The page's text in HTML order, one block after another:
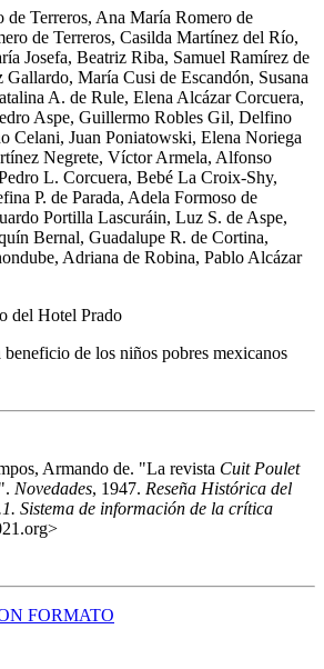
de Terreros, Ana María Romero de
de Terreros, Casilda Martínez del Río,
Josefa, Beatriz Riba, Samuel Ramírez de
María Cusi de Escandón, Susana
A. de Rule, Elena Alcázar Corcuera,
Aspe, Guillermo Robles Gil, Delfino
Celani, Juan Poniatowski, Elena Noriega
Negrete, Víctor Armela, Alfonso
L. Corcuera, Bebé La Croix-Shy,
P. de Parada, Adela Formoso de
Portilla Lascuráin, Luz S. de Aspe,
Bernal, Guadalupe R. de Cortina,
Adriana de Robina, Pablo Alcázar
del Hotel Prado
beneficio de los niños pobres mexicanos
Armando de. "La revista Cuit Poulet
Novedades, 1947. Reseña Histórica del
Sistema de información de la crítica
FORMATO